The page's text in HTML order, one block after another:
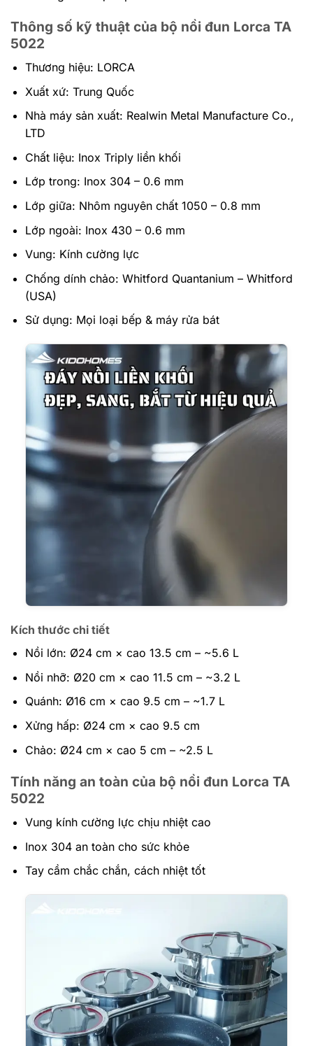
Thông số kỹ thuật của bộ nồi đun Lorca TA
5022
Thương hiệu: LORCA
Xuất xứ: Trung Quốc
Nhà máy sản xuất: Realwin Metal Manufacture Co.,
LTD
Chất liệu: Inox Triply liền khối
Lớp trong: Inox 304 – 0.6 mm
Lớp giữa: Nhôm nguyên chất 1050 – 0.8 mm
Lớp ngoài: Inox 430 – 0.6 mm
Vung: Kính cường lực
Chống dính chảo: Whitford Quantanium – Whitford
(USA)
Sử dụng: Mọi loại bếp & máy rửa bát
Kích thước chi tiết
Nồi lớn: Ø24 cm × cao 13.5 cm – ~5.6 L
Nồi nhỡ: Ø20 cm × cao 11.5 cm – ~3.2 L
Quánh: Ø16 cm × cao 9.5 cm – ~1.7 L
Xửng hấp: Ø24 cm × cao 9.5 cm
Chảo: Ø24 cm × cao 5 cm – ~2.5 L
Tính năng an toàn của bộ nồi đun Lorca TA
5022
Vung kính cường lực chịu nhiệt cao
Inox 304 an toàn cho sức khỏe
Tay cầm chắc chắn, cách nhiệt tốt